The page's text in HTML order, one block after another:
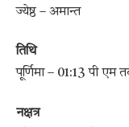
ज्येष्ठ – अमान्त
तिथि
पूर्णिमा – 01:13 पी एम
नक्षत्र